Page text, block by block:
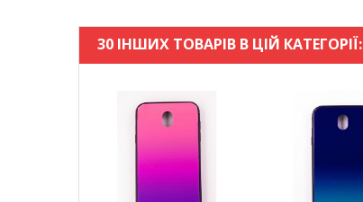
30 ІНШИХ ТОВАРІВ В ЦІЙ КАТЕГОРІЇ: